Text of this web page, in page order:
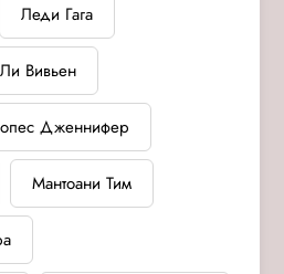
Леди Гага
Ли Вивьен
Дженнифер
Мантоани Тим